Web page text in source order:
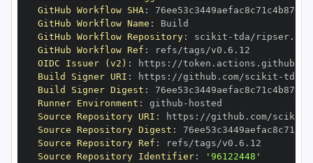
GitHub Workflow SHA:
GitHub Workflow Name :
GitHub Workflow Repository: scikit -
GitHub Workflow Ref :
OIDC Issuer (v2) : https :
Build Signer URI : https : //github.com/scikit -
Build Signer Digest :
Runner Environment : github -
Source Repository URI : https : //github.com/scikit
Source Repository Digest :
Source Repository Ref :
Source Repository Identifier:
'96122448'